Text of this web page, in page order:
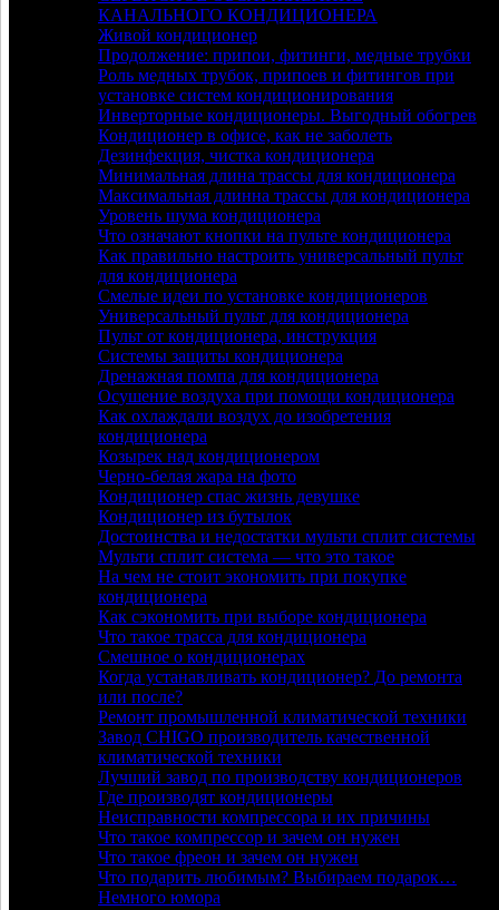
КАНАЛЬНОГО КОНДИЦИОНЕРА
Живой кондиционер
Продолжение: припои, фитинги, медные трубки
Роль медных трубок, припоев и фитингов при
установке систем кондиционирования
Инверторные кондиционеры. Выгодный обогрев
Кондиционер в офисе, как не заболеть
Дезинфекция, чистка кондиционера
Минимальная длина трассы для кондиционера
Максимальная длинна трассы для кондиционера
Уровень шума кондиционера
Что означают кнопки на пульте кондиционера
Как правильно настроить универсальный пульт
для кондиционера
Смелые идеи по установке кондиционеров
Универсальный пульт для кондиционера
Пульт от кондиционера, инструкция
Системы защиты кондиционера
Дренажная помпа для кондиционера
Осушение воздуха при помощи кондиционера
Как охлаждали воздух до изобретения
кондиционера
Козырек над кондиционером
Черно-белая жара на фото
Кондиционер спас жизнь девушке
Кондиционер из бутылок
Достоинства и недостатки мульти сплит системы
Мульти сплит система — что это такое
На чем не стоит экономить при покупке
кондиционера
Как сэкономить при выборе кондиционера
Что такое трасса для кондиционера
Смешное о кондиционерах
Когда устанавливать кондиционер? До ремонта
или после?
Ремонт промышленной климатической техники
Завод CHIGO производитель качественной
климатической техники
Лучший завод по производству кондиционеров
Где производят кондиционеры
Неисправности компрессора и их причины
Что такое компрессор и зачем он нужен
Что такое фреон и зачем он нужен
Что подарить любимым? Выбираем подарок…
Немного юмора